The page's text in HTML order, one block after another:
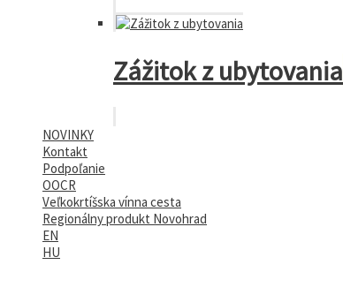
Zážitok z ubytovania
NOVINKY
Kontakt
Podpoľanie
OOCR
Veľkokrtíšska vínna cesta
Regionálny produkt Novohrad
EN
HU